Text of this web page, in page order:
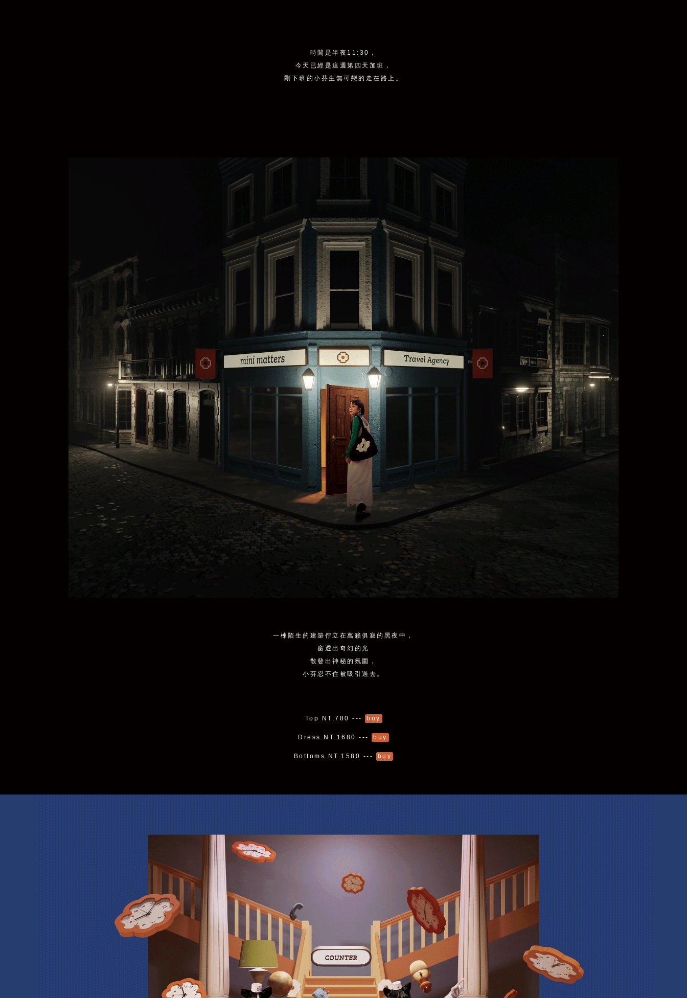
時間是半夜11:30，
今天已經是這週第四天加班，
剛下班的小芬生無可戀的走在路上。
一棟陌生的建築佇立在萬籟俱寂的黑夜中，
窗透出奇幻的光
散發出神秘的氛圍，
小芬忍不住被吸引過去。
Top NT.780 --- buy
Dress NT.1680 --- buy
Bottoms NT.1580 --- buy